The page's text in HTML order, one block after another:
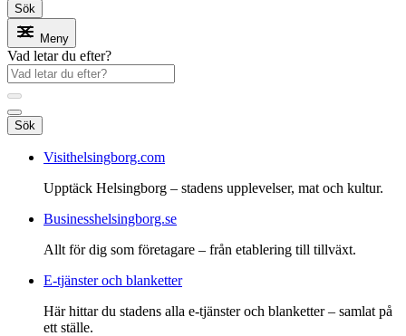
Sök
Meny
Vad letar du efter?
Sök
Visithelsingborg.com
Upptäck Helsingborg – stadens upplevelser, mat och kultur.
Businesshelsingborg.se
Allt för dig som företagare – från etablering till tillväxt.
E-tjänster och blanketter
Här hittar du stadens alla e-tjänster och blanketter – samlat på
ett ställe.